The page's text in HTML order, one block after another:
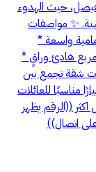
حيث الهدوء
✨ مواصفات
* مدخلان مستقلان * 4 غرف أمامية واسعة *
في مربع هادئ وراقٍ *
شقة تجمع بين
مناسبًا للعائلات
((الرقم يظهر
اتصال))